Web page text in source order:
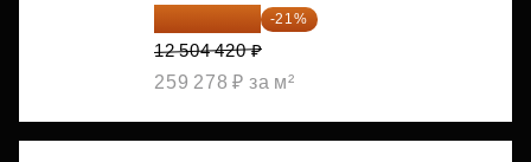
-21%
12 504 420 ₽
259 278 ₽ за м²